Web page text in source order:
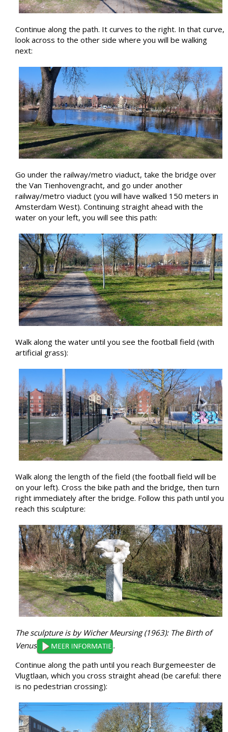
Continue along the path. It curves to the right. In that curve,
look across to the other side where you will be walking
next:
Go under the railway/metro viaduct, take the bridge over
the Van Tienhovengracht, and go under another
railway/metro viaduct (you will have walked 150 meters in
Amsterdam West). Continuing straight ahead with the
water on your left, you will see this path:
Walk along the water until you see the football field (with
artificial grass):
Walk along the length of the field (the football field will be
on your left). Cross the bike path and the bridge, then turn
right immediately after the bridge. Follow this path until you
reach this sculpture:
The sculpture is by Wicher Meursing (1963): The Birth of
Venus
.
Continue along the path until you reach Burgemeester de
Vlugtlaan, which you cross straight ahead (be careful: there
is no pedestrian crossing):